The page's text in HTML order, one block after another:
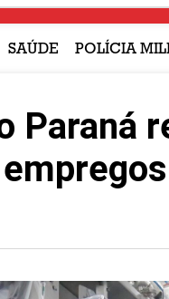
SAÚDE POLÍCIA
Paraná